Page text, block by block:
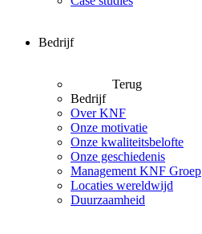
Bedrijf
Terug
Bedrijf
Over KNF
Onze motivatie
Onze kwaliteitsbelofte
Onze geschiedenis
Management KNF Groep
Locaties wereldwijd
Duurzaamheid